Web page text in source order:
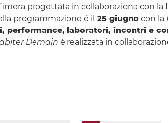
progettata in collaborazione con la
programmazione é il 25 giugnocon la
performance, laboratori, incontri e
Demain è realizzata in